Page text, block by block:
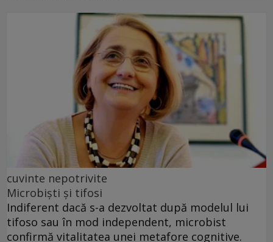
cuvinte nepotrivite
Microbiști și tifosi
Indiferent dacă s-a dezvoltat după modelul lui
tifoso sau în mod independent, microbist
confirmă vitalitatea unei metafore cognitive.